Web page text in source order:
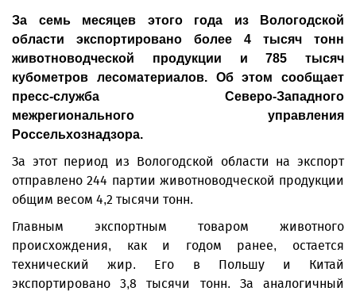
За семь месяцев этого года из Вологодской
области экспортировано более 4 тысяч тонн
животноводческой продукции и 785 тысяч
кубометров лесоматериалов. Об этом сообщает
пресс-служба Северо-Западного
межрегионального управления
Россельхознадзора.
За этот период из Вологодской области на экспорт
отправлено 244 партии животноводческой продукции
общим весом 4,2 тысячи тонн.
Главным экспортным товаром животного
происхождения, как и годом ранее, остается
технический жир. Его в Польшу и Китай
экспортировано 3,8 тысячи тонн. За аналогичный